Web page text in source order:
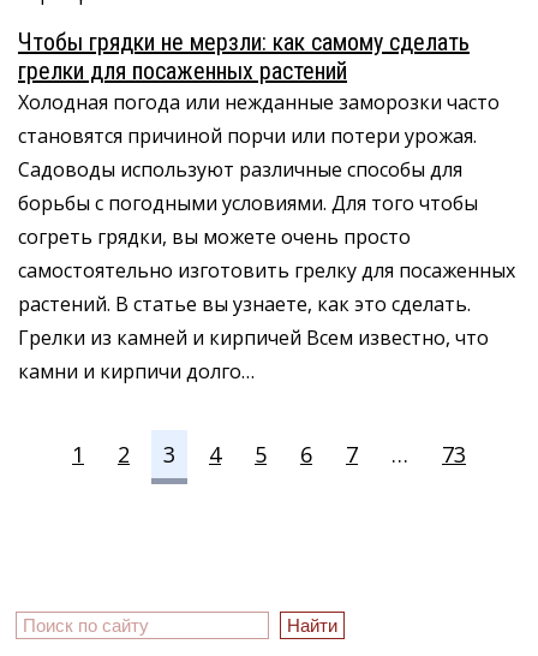
Чтобы грядки не мерзли: как самому сделать
грелки для посаженных растений
Холодная погода или нежданные заморозки часто
становятся причиной порчи или потери урожая.
Садоводы используют различные способы для
борьбы с погодными условиями. Для того чтобы
согреть грядки, вы можете очень просто
самостоятельно изготовить грелку для посаженных
растений. В статье вы узнаете, как это сделать.
Грелки из камней и кирпичей Всем известно, что
камни и кирпичи долго…
1 2 3 4 5 6 7 … 73